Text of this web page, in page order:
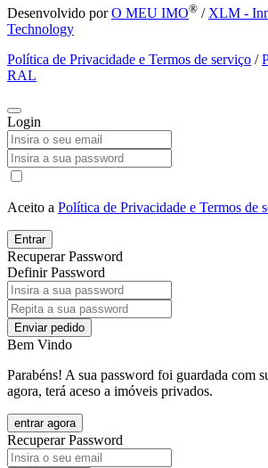
Desenvolvido porO MEU IMO® / XLM -
Technology
Política de Privacidade e Termos de serviço /
RAL
Login
Aceito a Política de Privacidade e Termos de
Entrar
Recuperar Password
Definir Password
Enviar pedido
Bem Vindo
Parabéns! A sua password foi guardada com
agora, terá aceso a imóveis privados.
entrar agora
Recuperar Password